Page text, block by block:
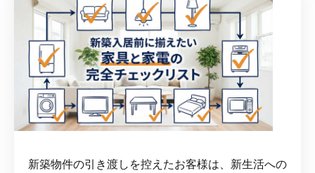
新築物件の引き渡しを控えたお客様は、新生活への